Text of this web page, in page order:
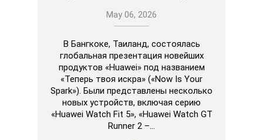
May 06, 2026
В Бангкоке, Таиланд, состоялась
глобальная презентация новейших
продуктов «Huawei» под названием
«Теперь твоя искра» («Now Is Your
Spark»). Были представлены несколько
новых устройств, включая серию
«Huawei Watch Fit 5», «Huawei Watch GT
Runner 2 –…